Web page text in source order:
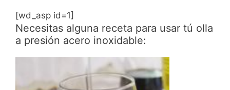
[wd_asp id=1]
Necesitas alguna receta para usar tú olla
a presión acero inoxidable: